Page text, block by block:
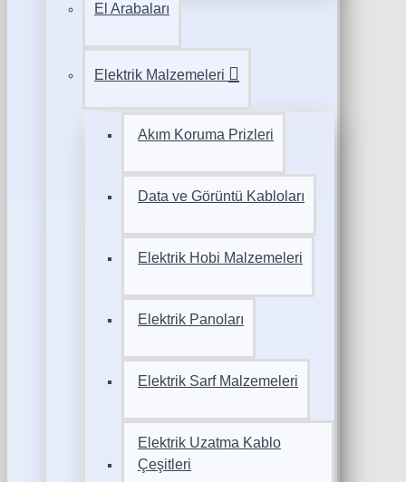
El Arabaları
Elektrik Malzemeleri
Akım Koruma Prizleri
Data ve Görüntü Kabloları
Elektrik Hobi Malzemeleri
Elektrik Panoları
Elektrik Sarf Malzemeleri
Elektrik Uzatma Kablo
Çeşitleri